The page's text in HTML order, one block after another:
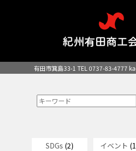
有田市箕島33-1 TEL 0737-83-4777
SDGs (2) イベント